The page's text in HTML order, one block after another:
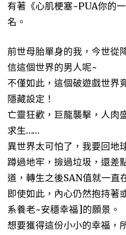
有著《心肌梗塞~PUA你的
名。
前世母胎單身的我，今世從
信這個世界的男人呢~
不僅如此，這個破遊戲世界
隱藏設定！
亡靈狂歡，巨龍襲擊，人肉
求生……
異世界太可怕了，我要回地
蹲過地牢，撿過垃圾，還差
道，轉生之後SAN值就一直
即使如此，內心仍然抱持著
系養老~安穩幸福]的願景。
想要獲得這份小小的幸福，